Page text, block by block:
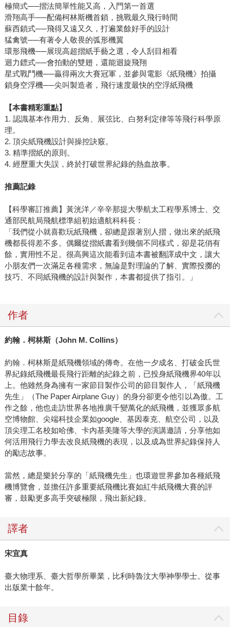
極簡式──摺法簡單性能又高，入門第一首選
滑翔高手──配備柯林斯機首鎖，挑戰最久飛行時間
蘇西鎖式──飛得又遠又久，打遍業餘好手的設計
猛禽號──有著令人敬畏的弧形機翼
環形飛機──展現高超摺紙手藝之選，令人刮目相看
迴力鏢式──會拍動的雙翅，還能迴旋飛翔
星式戰鬥機──贏得兩次大賽冠軍，並參與電影《紙飛機》拍攝
鎖身空浮機──尖叫製造者，飛行速度最快的空浮紙飛機
【本書精彩重點】
1. 認識基本作用力、反角、展弦比、白努利定律等等飛行科學原
理。
2. 頂尖紙飛機設計與操控訣竅。
3. 精準摺紙的原則。
4. 經歷重大失誤，終於打破世界紀錄的熱血故事。
推薦記錄
【科學審訂推薦】黃洸洋／辛辛那提大學航太工程學系博士、交
通部民航局飛航標準組初始適航科科長：
「我們從小就喜歡玩紙飛機，卻總是跟著別人摺，做出來的紙飛
機都長得差不多。偶爾從摺紙書看到幾個不同樣式，卻是花俏有
餘，實用性不足。很高興這次能看到這本書被翻譯成中文，讓大
小朋友們一次滿足各種需求，無論是對理論的了解、實際投擲的
技巧、不同紙飛機的設計與製作，本書都提供了指引。」
作者
約翰．柯林斯（John M. Collins）
約翰．柯林斯是紙飛機領域的傳奇。在他一夕成名、打破金氏世
界紀錄紙飛機最長飛行距離的紀錄之前，已投身紙飛機界40年以
上。他雖然身為擁有一家節目製作公司的節目製作人，「紙飛機
先生」（The Paper Airplane Guy）的身分卻更令他引以為傲。工
作之餘，他也走訪世界各地推廣千變萬化的紙飛機，並獲眾多航
空博物館、尖端科技企業如google、基因泰克、航空公司，以及
頂尖理工名校如哈佛、卡內基美隆等大學的演講邀請，分享他如
何活用飛行力學去改良紙飛機的表現，以及成為世界紀錄保持人
的勵志故事。
當然，總是樂於分享的「紙飛機先生」也環遊世界參加各種紙飛
機博覽會，並擔任許多重要紙飛機比賽如紅牛紙飛機大賽的評
審，鼓勵更多高手突破極限，飛出新紀錄。
譯者
宋宜真
臺大物理系、臺大哲學所畢業，比利時魯汶大學神學學士。從事
出版業十餘年。
目錄